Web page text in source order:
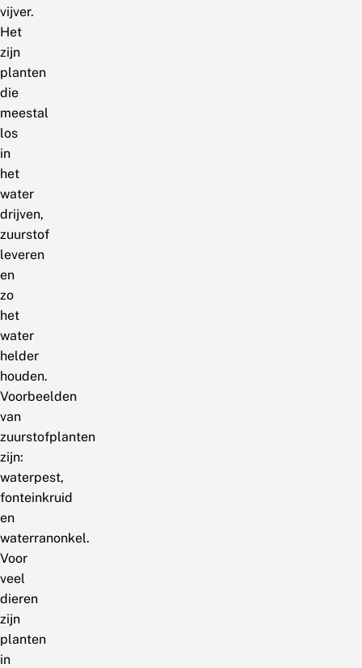
vijver.
Het
zijn
planten
die
meestal
los
in
het
water
drijven,
zuurstof
leveren
en
zo
het
water
helder
houden.
Voorbeelden
van
zuurstofplanten
zijn:
waterpest,
fonteinkruid
en
waterranonkel.
Voor
veel
dieren
zijn
planten
in